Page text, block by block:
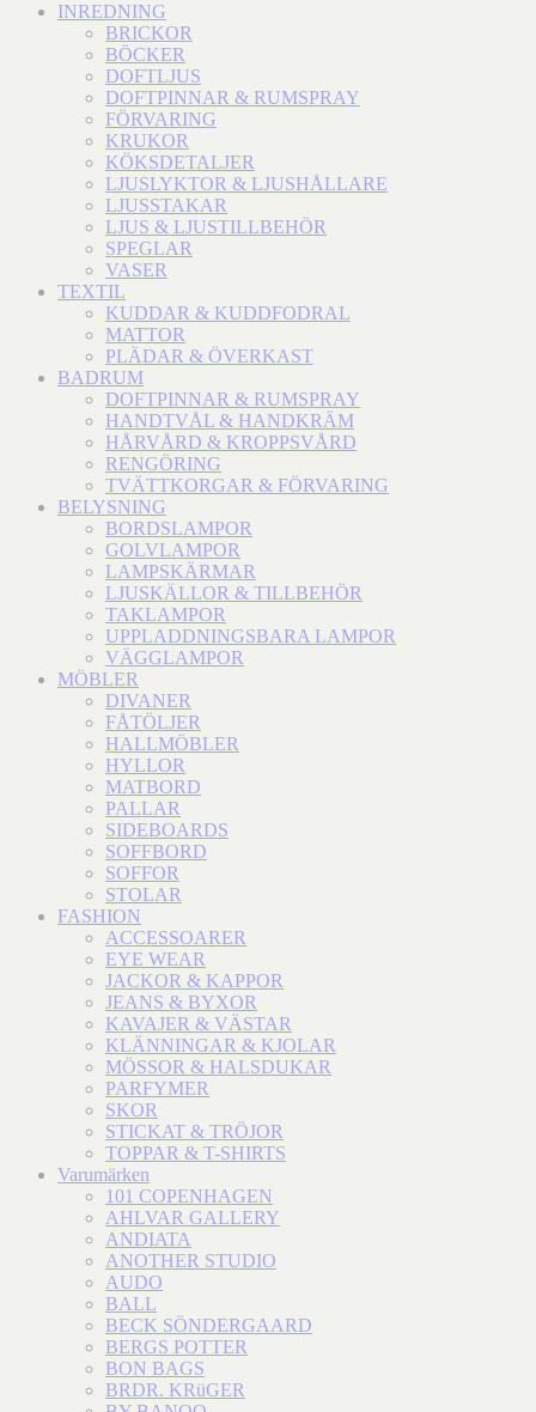
INREDNING
BRICKOR
BÖCKER
DOFTLJUS
DOFTPINNAR & RUMSPRAY
FÖRVARING
KRUKOR
KÖKSDETALJER
LJUSLYKTOR & LJUSHÅLLARE
LJUSSTAKAR
LJUS & LJUSTILLBEHÖR
SPEGLAR
VASER
TEXTIL
KUDDAR & KUDDFODRAL
MATTOR
PLÄDAR & ÖVERKAST
BADRUM
DOFTPINNAR & RUMSPRAY
HANDTVÅL & HANDKRÄM
HÅRVÅRD & KROPPSVÅRD
RENGÖRING
TVÄTTKORGAR & FÖRVARING
BELYSNING
BORDSLAMPOR
GOLVLAMPOR
LAMPSKÄRMAR
LJUSKÄLLOR & TILLBEHÖR
TAKLAMPOR
UPPLADDNINGSBARA LAMPOR
VÄGGLAMPOR
MÖBLER
DIVANER
FÅTÖLJER
HALLMÖBLER
HYLLOR
MATBORD
PALLAR
SIDEBOARDS
SOFFBORD
SOFFOR
STOLAR
FASHION
ACCESSOARER
EYE WEAR
JACKOR & KAPPOR
JEANS & BYXOR
KAVAJER & VÄSTAR
KLÄNNINGAR & KJOLAR
MÖSSOR & HALSDUKAR
PARFYMER
SKOR
STICKAT & TRÖJOR
TOPPAR & T-SHIRTS
Varumärken
101 COPENHAGEN
AHLVAR GALLERY
ANDIATA
ANOTHER STUDIO
AUDO
BALL
BECK SÖNDERGAARD
BERGS POTTER
BON BAGS
BRDR. KRüGER